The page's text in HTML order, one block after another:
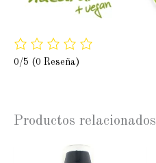
0/5 (0 Reseña)
Productos relacionados